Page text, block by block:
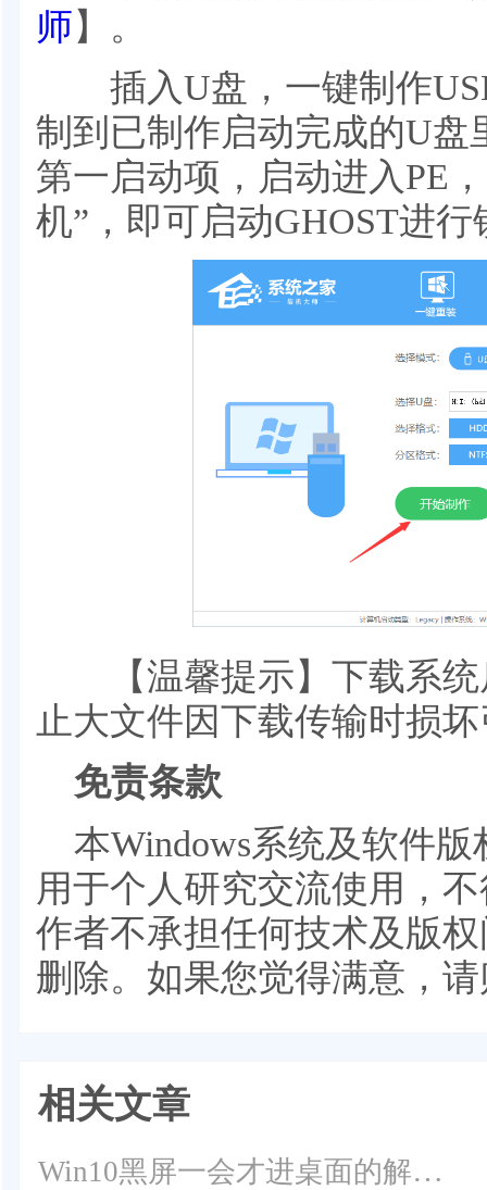
师】。
插入U盘，一键制作
制到已制作启动完成的U
第一启动项，启动进入PE
机”，即可启动GHOST进
【温馨提示】下载系统
止大文件因下载传输时损
免责条款
本Windows系统及软件
用于个人研究交流使用，
作者不承担任何技术及版
删除。如果您觉得满意，
相关文章
Win10黑屏一会才进桌面的解决方法